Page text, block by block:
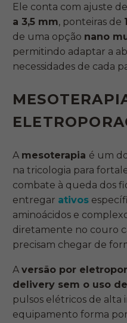
Ele conta com ajuste
a 3,5 mm, ponteiras de
de uma opção nano
permitindo adaptar a
necessidades de cada
A mesoterapia é um
na tricologia para
combate à queda dos
entregar ativos
aminoácidos e
diretamente no couro
precisam chegar de
A versão por
delivery sem o uso
pulsos elétricos de alta
equipamento forma